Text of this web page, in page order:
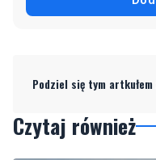
Czytaj również